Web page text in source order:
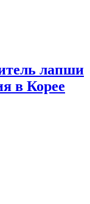
лапши
в Корее